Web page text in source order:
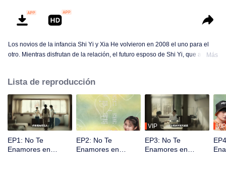
Los novios de la infancia Shi Yi y Xia He volvieron en 2008 el uno para el
otro. Mientras disfrutan de la relación, el futuro esposo de Shi Yi, que abusa
Más
Lista de reproducción
EP1: No Te
Enamores en
EP2: No Te
Enamores en
VIP
EP3: No Te
Enamores en
VIP